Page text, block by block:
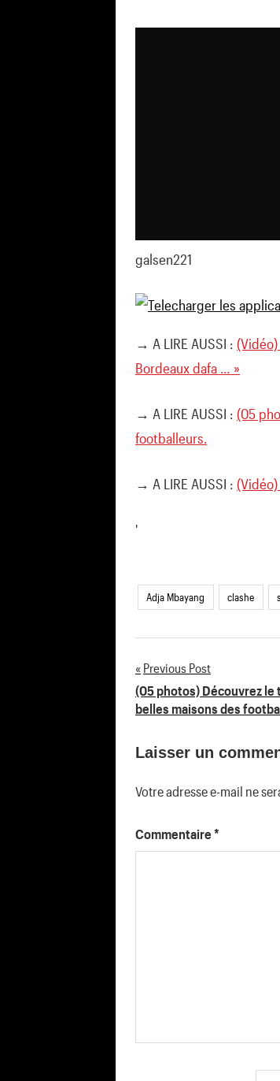
galsen221
→ A LIRE AUSSI :
Bordeaux dafa … »
→ A LIRE AUSSI : (05
footballeurs.
→ A LIRE AUSSI :
'
Adja Mbayang clashe
Navigation
de
l’article
Previous Post
(05 photos) Découvrez le
belles maisons des
Laisser un
Votre adresse e-mail ne
Commentaire *